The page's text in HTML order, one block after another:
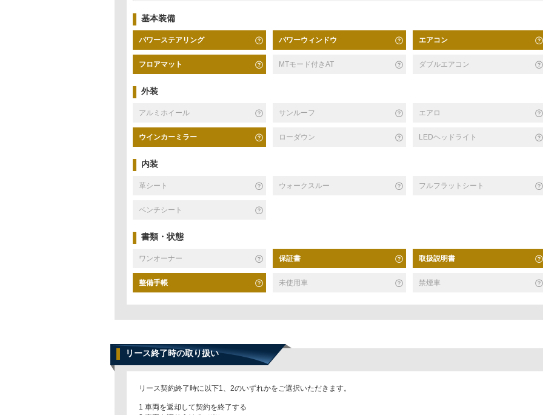
基本装備
パワーステアリング パワーウィンドウ エアコン
フロアマット MTモード付きAT ダブルエアコン
外装
アルミホイール サンルーフ エアロ
ウインカーミラー ローダウン LEDヘッドライト
内装
革シート ウォークスルー フルフラットシート
ベンチシート
書類・状態
ワンオーナー 保証書 取扱説明書
整備手帳 未使用車 禁煙車
リース終了時の取り扱い
リース契約終了時に以下1、2のいずれかをご選択いただきます。
1 車両を返却して契約を終了する